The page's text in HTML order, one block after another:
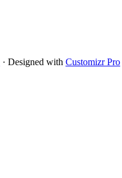
· Designed with Customizr Pro